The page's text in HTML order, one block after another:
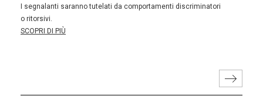
I segnalanti saranno tutelati da comportamenti discriminatori
o ritorsivi.
SCOPRI DI PIÙ